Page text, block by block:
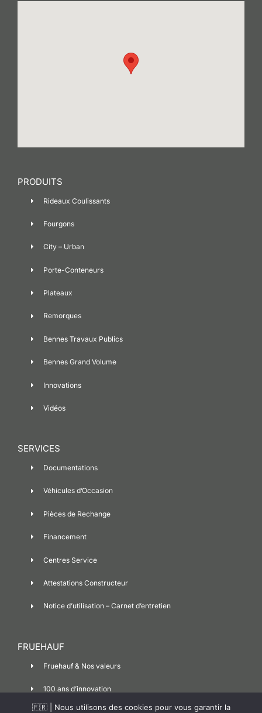
PRODUITS
Rideaux Coulissants
Fourgons
City – Urban
Porte-Conteneurs
Plateaux
Remorques
Bennes Travaux Publics
Bennes Grand Volume
Innovations
Vidéos
SERVICES
Documentations
Véhicules d’Occasion
Pièces de Rechange
Financement
Centres Service
Attestations Constructeur
Notice d’utilisation – Carnet d’entretien
FRUEHAUF
Fruehauf & Nos valeurs
100 ans d’innovation
🇫🇷 | Nous utilisons des cookies pour vous garantir la